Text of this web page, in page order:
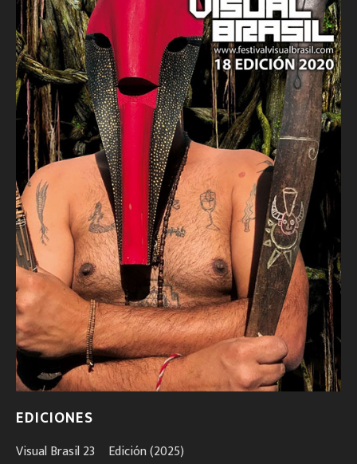
EDICIONES
Visual Brasil 23º Edición (2025)